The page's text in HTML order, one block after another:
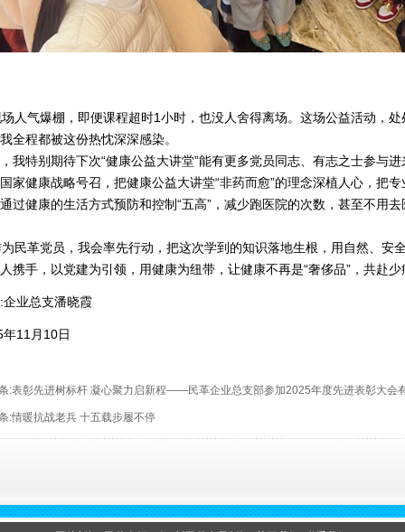
气爆棚，即便课程超时1小时，也没人舍得离场。这场公益活动，处
全程都被这份热忱深深感染。
我特别期待下次“健康公益大讲堂”能有更多党员同志、有志之士参与
家健康战略号召，把健康公益大讲堂“非药而愈”的理念深植人心，把
过健康的生活方式预防和控制“五高”，减少跑医院的次数，甚至不用
革党员，我会率先行动，把这次学到的知识落地生根，用自然、安
携手，以党建为引领，用健康为纽带，让健康不再是“奢侈品”，共赴
企业总支潘晓霞
11月10日
:表彰先进树标杆 凝心聚力启新程——民革企业总支部参加2025年度先进表彰大会
:情暖抗战老兵 十五载步履不停